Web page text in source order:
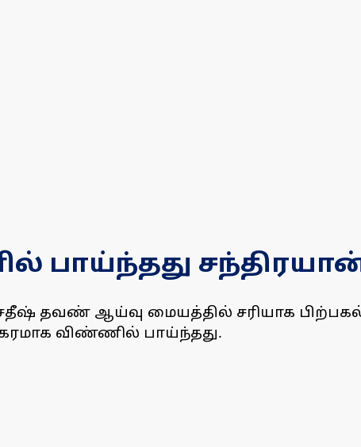
பாய்ந்தது
தவண் ஆய்வு மையத்தில் சரியாக
விண்ணில் பாய்ந்தது.